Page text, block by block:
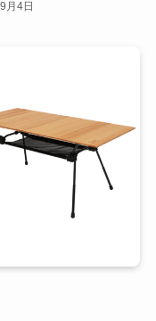
月4日